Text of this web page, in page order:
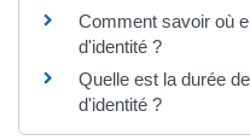
Comment savoir où
d'identité ?
Quelle est la durée
d'identité ?